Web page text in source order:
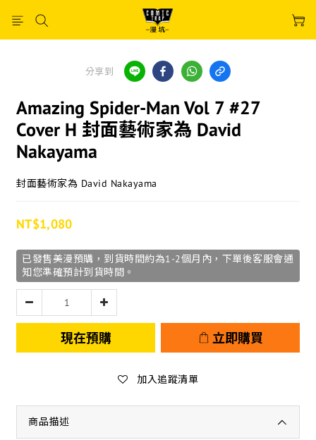
分享到
Amazing Spider-Man Vol 7 #27
Cover H 封面藝術家為 David
Nakayama
封面藝術家為 David Nakayama
NT$1,080
已發售美漫預購，到貨時間約為1-2個月內，下單後客服會通
知您準確預計到貨時間。
現在預購 立即購買
加入追蹤清單
商品描述